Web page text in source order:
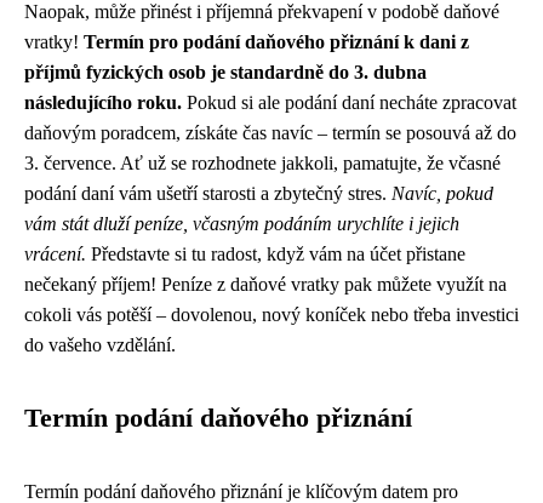
Naopak, může přinést i příjemná překvapení v podobě daňové
vratky! Termín pro podání daňového přiznání k dani z
příjmů fyzických osob je standardně do 3. dubna
následujícího roku. Pokud si ale podání daní necháte zpracovat
daňovým poradcem, získáte čas navíc – termín se posouvá až do
3. července. Ať už se rozhodnete jakkoli, pamatujte, že včasné
podání daní vám ušetří starosti a zbytečný stres. Navíc, pokud
vám stát dluží peníze, včasným podáním urychlíte i jejich
vrácení. Představte si tu radost, když vám na účet přistane
nečekaný příjem! Peníze z daňové vratky pak můžete využít na
cokoli vás potěší – dovolenou, nový koníček nebo třeba investici
do vašeho vzdělání.
Termín podání daňového přiznání
Termín podání daňového přiznání je klíčovým datem pro